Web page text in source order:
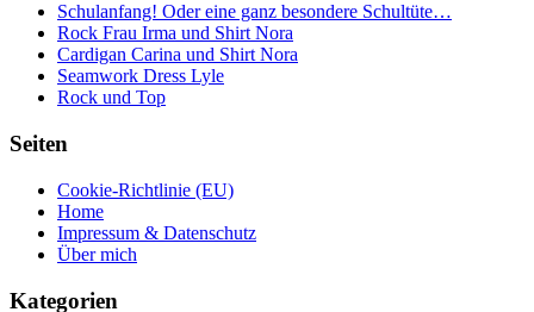
Schulanfang! Oder eine ganz besondere Schultüte…
Rock Frau Irma und Shirt Nora
Cardigan Carina und Shirt Nora
Seamwork Dress Lyle
Rock und Top
Seiten
Cookie-Richtlinie (EU)
Home
Impressum & Datenschutz
Über mich
Kategorien